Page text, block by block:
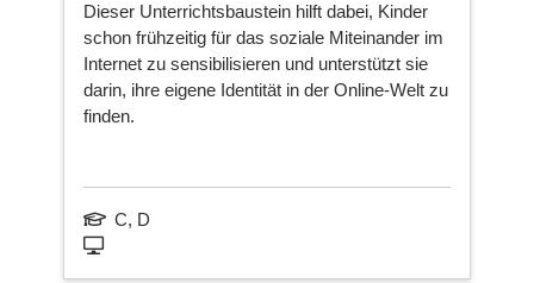
Dieser Unterrichtsbaustein hilft dabei, Kinder
schon frühzeitig für das soziale Miteinander im
Internet zu sensibilisieren und unterstützt sie
darin, ihre eigene Identität in der Online-Welt zu
finden.
C, D